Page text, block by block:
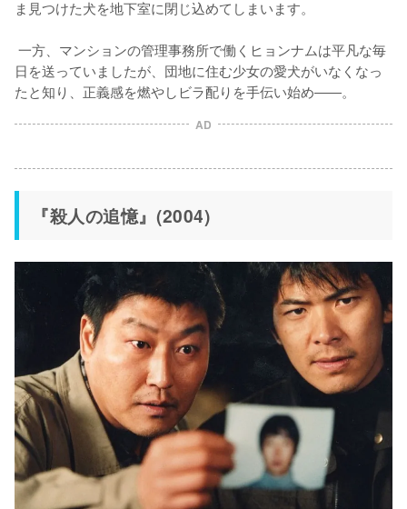
ま見つけた犬を地下室に閉じ込めてしまいます。
日を送っていましたが、団地に住む少女の愛犬がいなくなっ
たと知り、正義感を燃やしビラ配りを手伝い始め――。
AD
『殺人の追憶』(2004)